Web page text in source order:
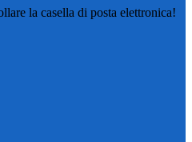
la casella di posta elettronica!